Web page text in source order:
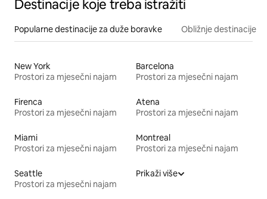
Destinacije koje treba istražiti
Popularne destinacije za duže boravke Obližnje destinacije
New York
Prostori za mjesečni najam
Barcelona
Prostori za mjesečni najam
Firenca
Prostori za mjesečni najam
Atena
Prostori za mjesečni najam
Miami
Prostori za mjesečni najam
Montreal
Prostori za mjesečni najam
Seattle
Prostori za mjesečni najam
Prikaži više